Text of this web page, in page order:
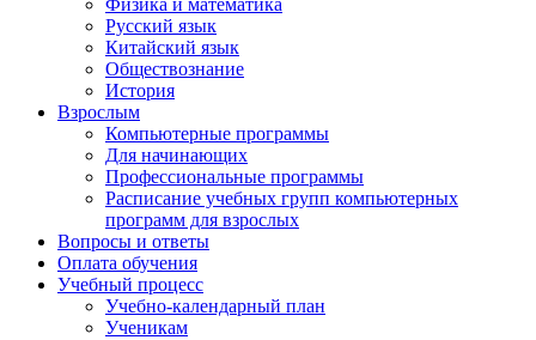
Русский язык
Китайский язык
Обществознание
История
Взрослым
Компьютерные программы
Для начинающих
Профессиональные программы
Расписание учебных групп компьютерных
программ для взрослых
Вопросы и ответы
Оплата обучения
Учебный процесс
Учебно-календарный план
Ученикам